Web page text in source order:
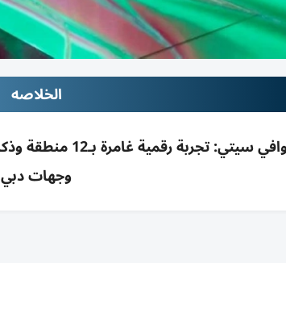
الخلاصه
وجهات دبي